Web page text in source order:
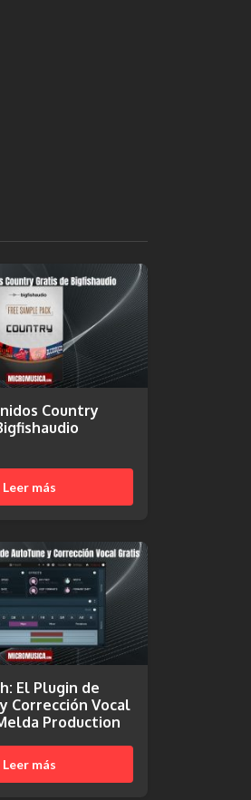
Country
Leer más
El Plugin de
Corrección Vocal
Production
Leer más